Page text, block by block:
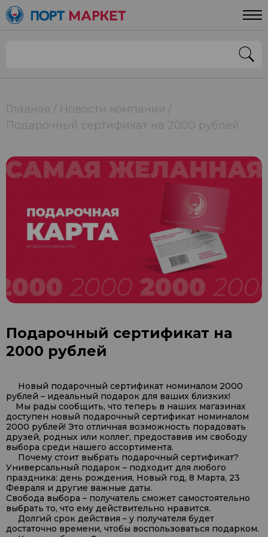
Главная
Новости компании
Подарочный сертификат на 2000 рублей
Подарочный сертификат на
2000 рублей
Новый подарочный сертификат номиналом 2000
рублей – идеальный подарок для ваших близких!
Мы рады сообщить, что теперь в наших магазинах
доступен новый подарочный сертификат номиналом
2000 рублей! Это отличная возможность порадовать
друзей, родных или коллег, предоставив им свободу
выбора среди нашего ассортимента.
Почему стоит выбрать подарочный сертификат?
Универсальный подарок – подходит для любого
праздника: день рождения, Новый год, 8 Марта, 23
Февраля и другие важные даты.
Свобода выбора – получатель сможет самостоятельно
выбрать то, что ему действительно нравится.
Долгий срок действия – у получателя будет
достаточно времени, чтобы воспользоваться подарком.